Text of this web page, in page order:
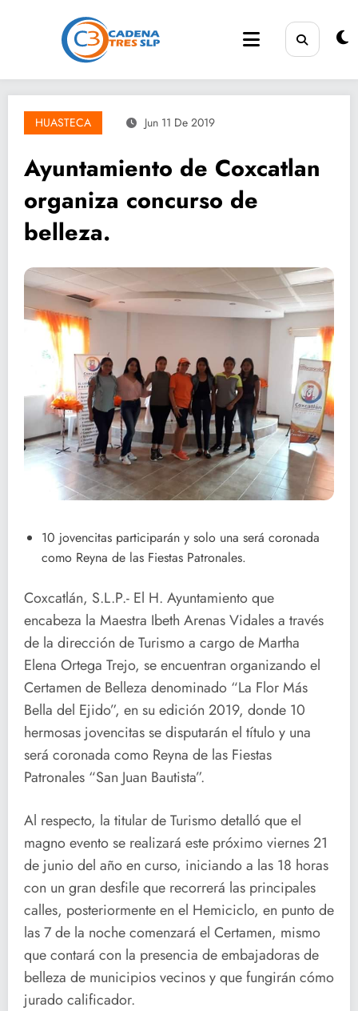
HUASTECA Jun 11 De 2019
Ayuntamiento de Coxcatlan
organiza concurso de
belleza.
10 jovencitas participarán y solo una será coronada
como Reyna de las Fiestas Patronales.
Coxcatlán, S.L.P.- El H. Ayuntamiento que
encabeza la Maestra Ibeth Arenas Vidales a través
de la dirección de Turismo a cargo de Martha
Elena Ortega Trejo, se encuentran organizando el
Certamen de Belleza denominado “La Flor Más
Bella del Ejido”, en su edición 2019, donde 10
hermosas jovencitas se disputarán el título y una
será coronada como Reyna de las Fiestas
Patronales “San Juan Bautista”.
Al respecto, la titular de Turismo detalló que el
magno evento se realizará este próximo viernes 21
de junio del año en curso, iniciando a las 18 horas
con un gran desfile que recorrerá las principales
calles, posteriormente en el Hemiciclo, en punto de
las 7 de la noche comenzará el Certamen, mismo
que contará con la presencia de embajadoras de
belleza de municipios vecinos y que fungirán cómo
jurado calificador.